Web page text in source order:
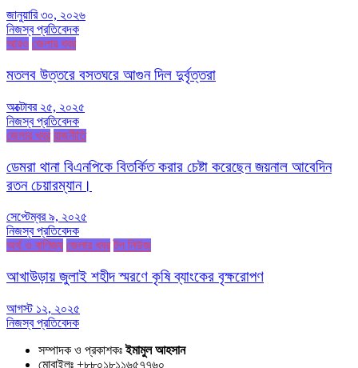
জানুয়ারি ৩০, ২০২৬
নিজস্ব প্রতিবেদক
আরও জেলার খবর
মতলব উত্তরে বসতঘরে আগুন দিল দুর্বৃত্তরা
অক্টোবর ২৫, ২০২৫
নিজস্ব প্রতিবেদক
জেলার খবর রাজনীতি
ডেমরা থানা বিএনপিকে বিতর্কিত করার চেষ্টা করেছেন জয়নাল আবেদিন
রতন চেয়ারম্যান।
সেপ্টেম্বর ৯, ২০২৫
নিজস্ব প্রতিবেদক
অর্থ ও বাণিজ্য জেলার খবর টপ নিউজ
আখাউড়ায় জুলাই শহীদ স্মরণে কৃষি ব্যাংকের বৃক্ষরোপণ
আগস্ট ১২, ২০২৫
নিজস্ব প্রতিবেদক
সম্পাদক ও প্রকাশকঃইমামুল আহসান
মোবাইলঃ +৮৮০১৮১১৬৫৭৭৬০